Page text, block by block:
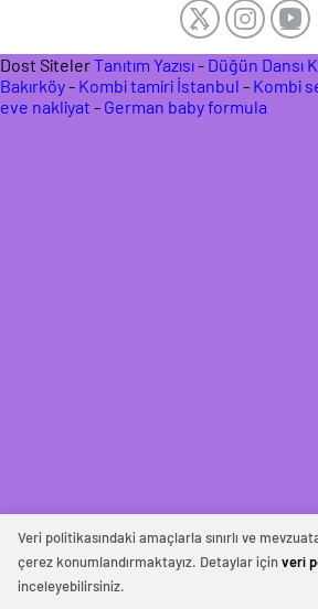
Veri politikasındaki amaçlarla sınırlı ve
çerez konumlandırmaktayız. Detaylar içinveri
inceleyebilirsiniz.
Dost SitelerTanıtım Yazısı- Düğün Dansı
Bakırköy- Kombi tamiri İstanbul - Kombi
eve nakliyat - German baby formula